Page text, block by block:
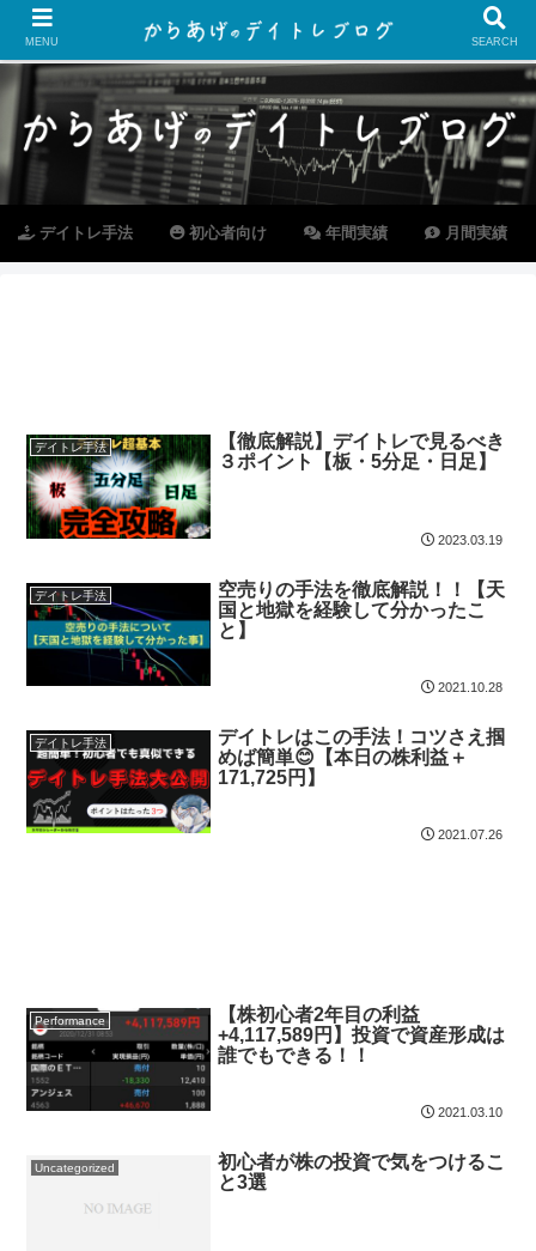
デイトレ手法 初心者向け 年間実績 月間実績
デイトレ手法
【徹底解説】デイトレで見るべき
３ポイント【板・5分足・日足】
2023.03.19
デイトレ手法
空売りの手法を徹底解説！！【天
国と地獄を経験して分かったこ
と】
2021.10.28
デイトレ手法
デイトレはこの手法！コツさえ掴
めば簡単😊【本日の株利益＋
171,725円】
2021.07.26
Performance
【株初心者2年目の利益
+4,117,589円】投資で資産形成は
誰でもできる！！
2021.03.10
Uncategorized
初心者が株の投資で気をつけるこ
と3選
MENU SEARCH